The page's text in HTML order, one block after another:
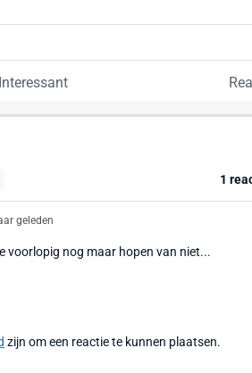
Interessant
1
geleden
voorlopig nog maar hopen van niet...
zijn om een reactie te kunnen plaatsen.